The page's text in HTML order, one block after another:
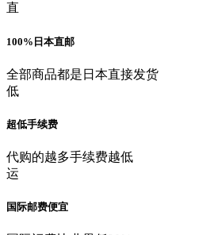
直
100%日本直邮
全部商品都是日本直接发货
低
超低手续费
代购的越多手续费越低
运
国际邮费便宜